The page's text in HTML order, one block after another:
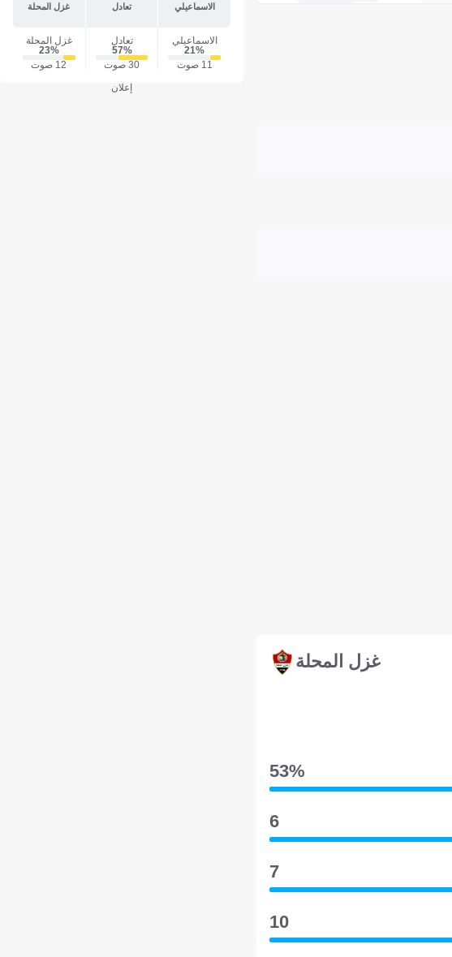
غزل المحلة
53‎%‎
6
7
10
الاسماعيلي تعادل غزل المحلة
الاسماعيلي
21‎%‎
11 صوت
تعادل
57‎%‎
30 صوت
غزل المحلة
23‎%‎
12 صوت
إعلان